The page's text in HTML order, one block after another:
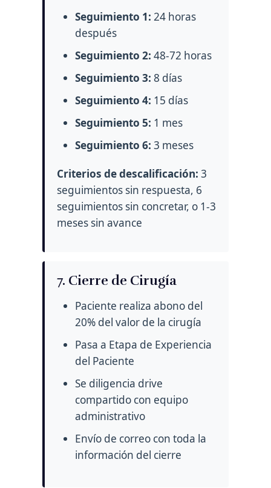
Seguimiento 1: 24 horas
después
Seguimiento 2: 48-72 horas
Seguimiento 3: 8 días
Seguimiento 4: 15 días
Seguimiento 5: 1 mes
Seguimiento 6: 3 meses
Criterios de descalificación: 3
seguimientos sin respuesta, 6
seguimientos sin concretar, o 1-3
meses sin avance
7. Cierre de Cirugía
Paciente realiza abono del
20% del valor de la cirugía
Pasa a Etapa de Experiencia
del Paciente
Se diligencia drive
compartido con equipo
administrativo
Envío de correo con toda la
información del cierre